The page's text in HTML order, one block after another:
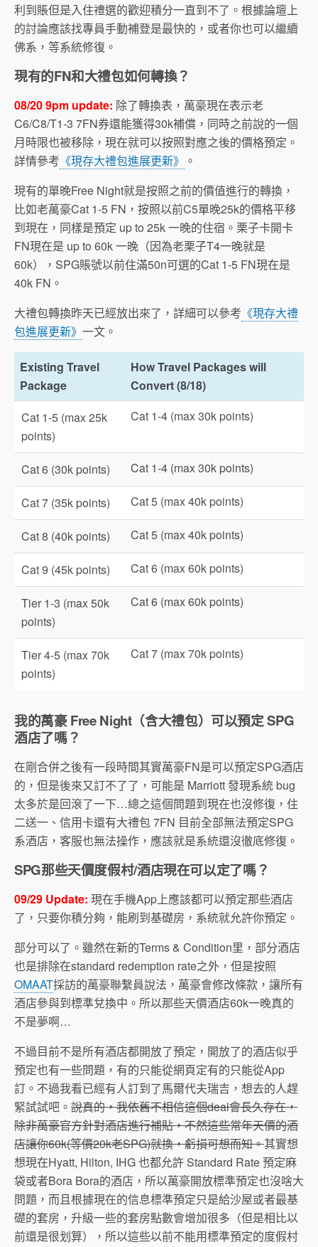
利到賬但是入住禮選的歡迎積分一直到不了。根據論壇上
的討論應該找專員手動補登是最快的，或者你也可以繼續
佛系，等系統修復。
現有的FN和大禮包如何轉換？
08/20 9pm update: 除了轉換表，萬豪現在表示老
C6/C8/T1-3 7FN券還能獲得30k補償，同時之前說的一個
月時限也被移除，現在就可以按照對應之後的價格預定。
詳情參考 《現存大禮包進展更新》 。
現有的單晚Free Night就是按照之前的價值進行的轉換，
比如老萬豪Cat 1-5 FN，按照以前C5單晚25k的價格平移
到現在，同樣是預定 up to 25k 一晚的住宿。栗子卡開卡
FN現在是 up to 60k 一晚（因為老栗子T4一晚就是
60k），SPG賬號以前住滿50n可選的Cat 1-5 FN現在是
40k FN。
大禮包轉換昨天已經放出來了，詳細可以參考 《現存大禮
包進展更新》 一文。
Existing Travel
Package
How Travel Packages will
Convert (8/18)
Cat 1-5 (max 25k
points)
Cat 1-4 (max 30k points)
Cat 6 (30k points) Cat 1-4 (max 30k points)
Cat 7 (35k points) Cat 5 (max 40k points)
Cat 8 (40k points) Cat 5 (max 40k points)
Cat 9 (45k points) Cat 6 (max 60k points)
Tier 1-3 (max 50k
points)
Cat 6 (max 60k points)
Tier 4-5 (max 70k
points)
Cat 7 (max 70k points)
我的萬豪 Free Night（含大禮包）可以預定 SPG
酒店了嗎？
在剛合併之後有一段時間其實萬豪FN是可以預定SPG酒店
的，但是後來又訂不了了，可能是 Marriott 發現系統 bug
太多於是回滾了一下…總之這個問題到現在也沒修復，住
二送一、信用卡還有大禮包 7FN 目前全部無法預定SPG
系酒店，客服也無法操作，應該就是系統還沒徹底修復。
SPG那些天價度假村/酒店現在可以定了嗎？
09/29 Update: 現在手機App上應該都可以預定那些酒店
了，只要你積分夠，能刷到基礎房，系統就允許你預定。
部分可以了。雖然在新的Terms & Condition里，部分酒店
也是排除在standard redemption rate之外，但是按照
OMAAT採訪的萬豪聯繫員說法，萬豪會修改條款，讓所有
酒店參與到標準兌換中。所以那些天價酒店60k一晚真的
不是夢啊…
不過目前不是所有酒店都開放了預定，開放了的酒店似乎
預定也有一些問題，有的只能從網頁定有的只能從App
訂。不過我看已經有人訂到了馬爾代夫瑞吉，想去的人趕
緊試試吧。 說真的，我依舊不相信這個deal會長久存在，
除非萬豪官方針對酒店進行補貼，不然這些常年天價的酒
店讓你60k(等價20k老SPG)就換，虧損可想而知。其實想
想現在Hyatt, Hilton, IHG 也都允許 Standard Rate 預定麻
袋或者Bora Bora的酒店，所以萬豪開放標準預定也沒啥大
問題，而且根據現在的信息標準預定只是給沙屋或者最基
礎的套房，升級一些的套房點數會增加很多（但是相比以
前還是很划算），所以這些以前不能用標準預定的度假村